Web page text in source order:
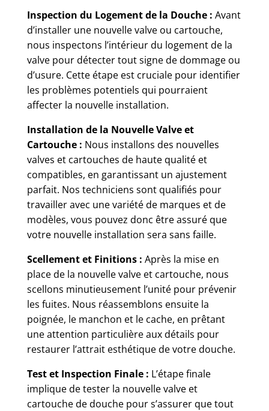
Inspection du Logement de la Douche : Avant
d’installer une nouvelle valve ou cartouche,
nous inspectons l’intérieur du logement de la
valve pour détecter tout signe de dommage ou
d’usure. Cette étape est cruciale pour identifier
les problèmes potentiels qui pourraient
affecter la nouvelle installation.
Installation de la Nouvelle Valve et
Cartouche : Nous installons des nouvelles
valves et cartouches de haute qualité et
compatibles, en garantissant un ajustement
parfait. Nos techniciens sont qualifiés pour
travailler avec une variété de marques et de
modèles, vous pouvez donc être assuré que
votre nouvelle installation sera sans faille.
Scellement et Finitions : Après la mise en
place de la nouvelle valve et cartouche, nous
scellons minutieusement l’unité pour prévenir
les fuites. Nous réassemblons ensuite la
poignée, le manchon et le cache, en prêtant
une attention particulière aux détails pour
restaurer l’attrait esthétique de votre douche.
Test et Inspection Finale : L’étape finale
implique de tester la nouvelle valve et
cartouche de douche pour s’assurer que tout